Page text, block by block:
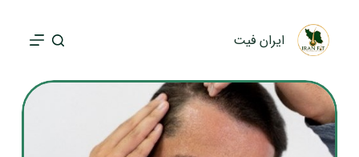
ایران فیت